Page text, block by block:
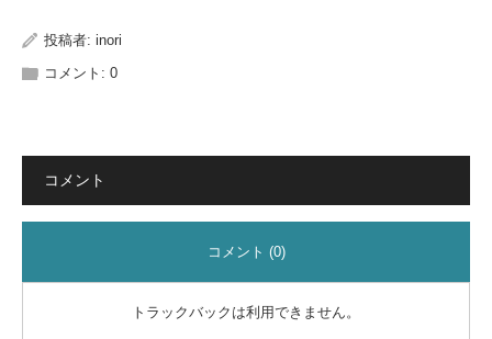
投稿者: inori
コメント: 0
コメント
コメント (0)
トラックバックは利用できません。